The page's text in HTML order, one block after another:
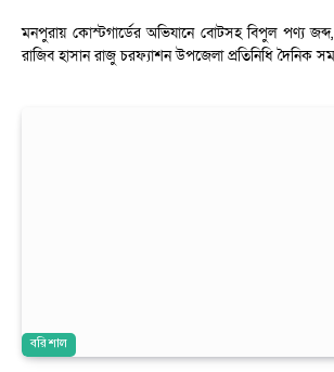
মনপুরায় কোস্টগার্ডের অভিযানে বোটসহ বিপুল পণ্য
রাজিব হাসান রাজু চরফ্যাশন উপজেলা প্রতিনিধি দৈনিক
বরিশাল